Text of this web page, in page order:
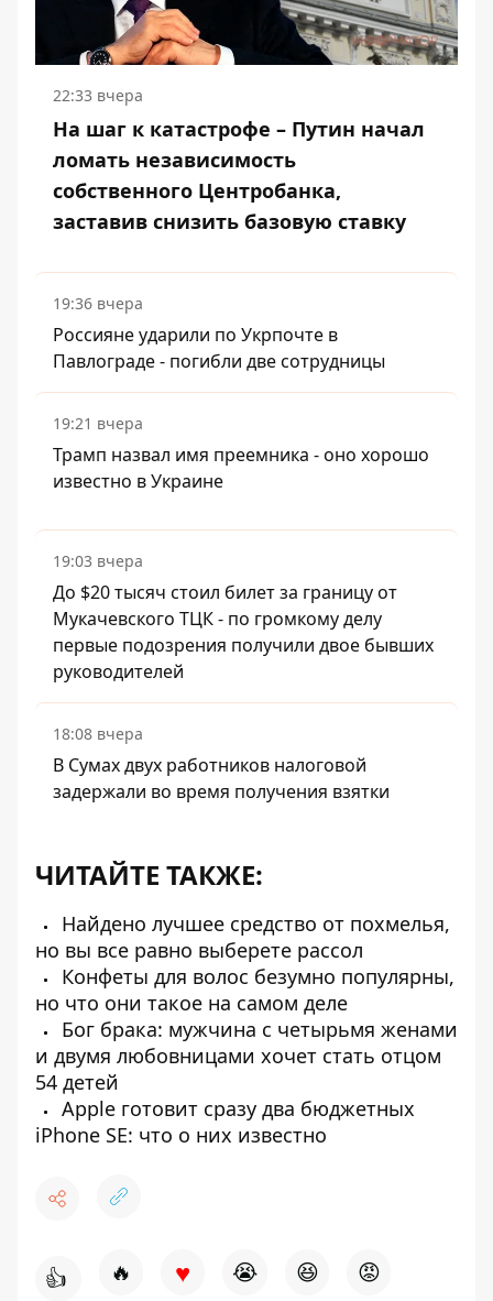
22:33 вчера
На шаг к катастрофе – Путин начал
ломать независимость
собственного Центробанка,
заставив снизить базовую ставку
19:36 вчера
Россияне ударили по Укрпочте в
Павлограде - погибли две сотрудницы
19:21 вчера
Трамп назвал имя преемника - оно хорошо
известно в Украине
19:03 вчера
До $20 тысяч стоил билет за границу от
Мукачевского ТЦК - по громкому делу
первые подозрения получили двое бывших
руководителей
18:08 вчера
В Сумах двух работников налоговой
задержали во время получения взятки
ЧИТАЙТЕ ТАКЖЕ:
Найдено лучшее средство от похмелья,
но вы все равно выберете рассол
Конфеты для волос безумно популярны,
но что они такое на самом деле
Бог брака: мужчина с четырьмя женами
и двумя любовницами хочет стать отцом
54 детей
Apple готовит сразу два бюджетных
iPhone SE: что о них известно
👍 🔥 ♥ 😭 😆 😡